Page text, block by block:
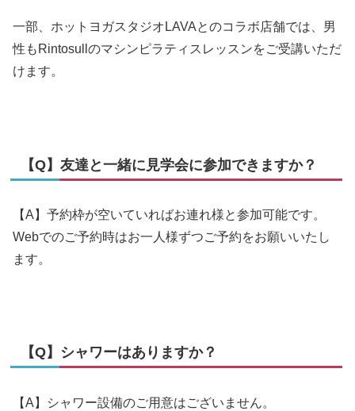
一部、ホットヨガスタジオLAVAとのコラボ店舗では、男
性もRintosullのマシンピラティスレッスンをご受講いただ
けます。
【Q】友達と一緒に見学会に参加できますか？
【A】予約枠が空いていればお連れ様と参加可能です。
Webでのご予約時はお一人様ずつご予約をお願いいたし
ます。
【Q】シャワーはありますか？
【A】シャワー設備のご用意はございません。